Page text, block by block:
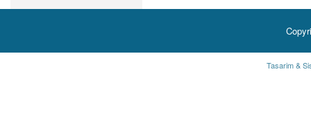
Tasarim &